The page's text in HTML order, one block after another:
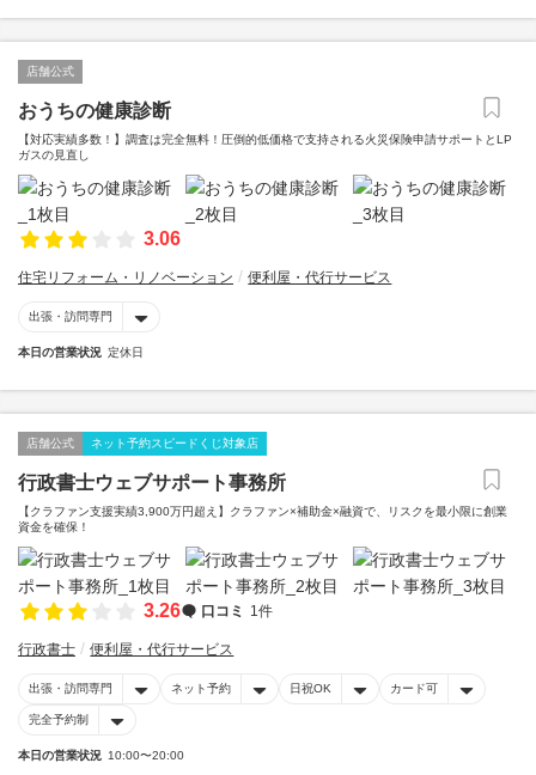
店舗公式
おうちの健康診断
【対応実績多数！】調査は完全無料！圧倒的低価格で支持される火災保険申請サポートとLP
ガスの見直し
3.06
住宅リフォーム・リノベーション 便利屋・代行サービス
出張・訪問専門
本日の営業状況 定休日
店舗公式 ネット予約スピードくじ対象店
行政書士ウェブサポート事務所
【クラファン支援実績3,900万円超え】クラファン×補助金×融資で、リスクを最小限に創業
資金を確保！
3.26 口コミ 1件
行政書士 便利屋・代行サービス
出張・訪問専門 ネット予約 日祝OK カード可
完全予約制
本日の営業状況 10:00〜20:00